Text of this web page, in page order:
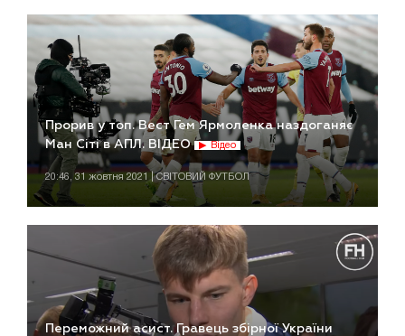
Прорив у топ. Вест Гем Ярмоленка наздоганяє
Ман Сіті в АПЛ. ВІДЕО
Відео
20:46, 31 жовтня 2021 | СВІТОВИЙ ФУТБОЛ
Переможний асист. Гравець збірної України